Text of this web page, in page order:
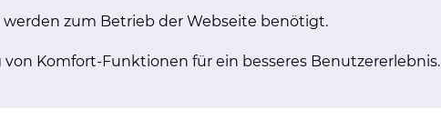
(QPO)
DKG
werden zum Betrieb der Webseite benötigt.
Komfort-Funktionen für ein besseres Benutzererlebnis.